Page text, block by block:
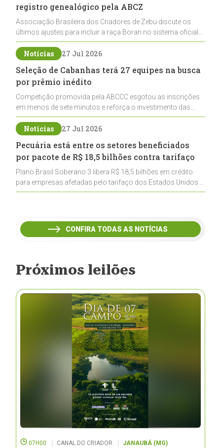
registro genealógico pela ABCZ
Associação Brasileira dos Criadores de Zebu discute os
últimos ajustes para incluir a raça Boran no sistema oficial
de registros, abrindo caminho para sua expansão na
pecuária nacional
Notícias 27 Jul 2026
Seleção de Cabanhas terá 27 equipes na busca
por prêmio inédito
Competição promovida pela ABCCC esgotou as inscrições
em menos de sete minutos e reforça o investimento das
cabanhas na seleção genética de Cavalos Crioulos voltados
ao laço
Notícias 27 Jul 2026
Pecuária está entre os setores beneficiados
por pacote de R$ 18,5 bilhões contra tarifaço
Plano Brasil Soberano 3 libera R$ 18,5 bilhões em crédito
para empresas afetadas pelo tarifaço dos Estados Unidos e
inclui a pecuária entre os setores estratégicos
CONFIRA TODAS AS NOTÍCIAS
Próximos leilões
07H00 CANAL DO CRIADOR JANAUBÁ (MG)